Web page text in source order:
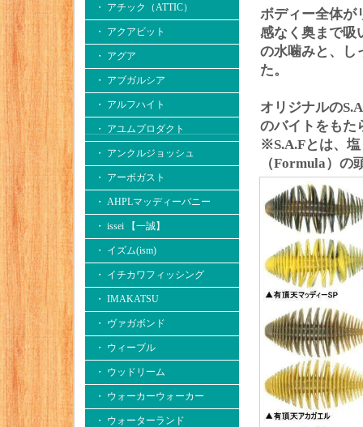
・ アチック（ATTIC）
・ アクアビット
・ アグア
・ アブガルシア
・ アルフハイト
・ アユムプロダクト
・ アンクルジョッシュ
・ アーボガスト
・ AHPLマッディーバニー
・ issei 【一誠】
・ イズム(ism)
・ イチカワフィッシング
・ IMAKATSU
・ ヴァガボンド
・ ウィーブル
・ ウッドリーム
・ ウォーカーウォーカー
・ ウォーターランド
ボディー全体が
感なく奥まで吸
の水噛みと、し
た。
オリジナルの
のバイトをもた
※S.A.Fとは、
（Formula）の